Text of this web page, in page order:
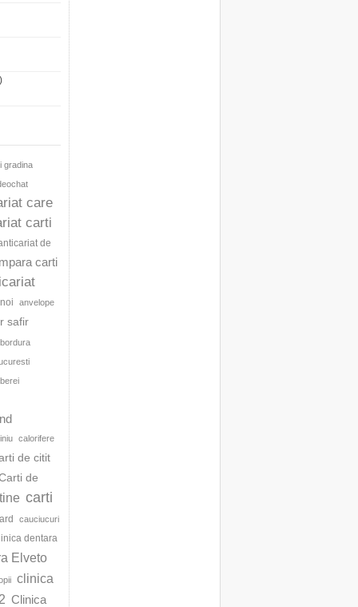
gradina
care
carti
de
carti
anvelope
safir
bordura
calorifere
de citit
de
carti
cauciucuri
dentara
Elveto
clinica
Clinica